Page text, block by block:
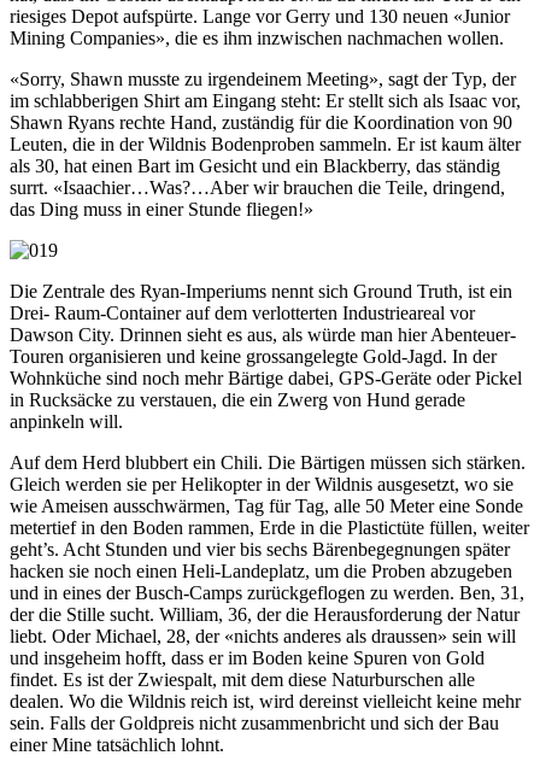
riesiges Depot aufspürte. Lange vor Gerry und 130 neuen «Junior
Mining Companies», die es ihm inzwischen nachmachen wollen.
«Sorry, Shawn musste zu irgendeinem Meeting», sagt der Typ, der
im schlabberigen Shirt am Eingang steht: Er stellt sich als Isaac vor,
Shawn Ryans rechte Hand, zuständig für die Koordination von 90
Leuten, die in der Wildnis Bodenproben sammeln. Er ist kaum älter
als 30, hat einen Bart im Gesicht und ein Blackberry, das ständig
surrt. «Isaachier…Was?…Aber wir brauchen die Teile, dringend,
das Ding muss in einer Stunde fliegen!»
Die Zentrale des Ryan-Imperiums nennt sich Ground Truth, ist ein
Drei- Raum-Container auf dem verlotterten Industrieareal vor
Dawson City. Drinnen sieht es aus, als würde man hier Abenteuer-
Touren organisieren und keine grossangelegte Gold-Jagd. In der
Wohnküche sind noch mehr Bärtige dabei, GPS-Geräte oder Pickel
in Rucksäcke zu verstauen, die ein Zwerg von Hund gerade
anpinkeln will.
Auf dem Herd blubbert ein Chili. Die Bärtigen müssen sich stärken.
Gleich werden sie per Helikopter in der Wildnis ausgesetzt, wo sie
wie Ameisen ausschwärmen, Tag für Tag, alle 50 Meter eine Sonde
metertief in den Boden rammen, Erde in die Plastictüte füllen, weiter
geht’s. Acht Stunden und vier bis sechs Bärenbegegnungen später
hacken sie noch einen Heli-Landeplatz, um die Proben abzugeben
und in eines der Busch-Camps zurückgeflogen zu werden. Ben, 31,
der die Stille sucht. William, 36, der die Herausforderung der Natur
liebt. Oder Michael, 28, der «nichts anderes als draussen» sein will
und insgeheim hofft, dass er im Boden keine Spuren von Gold
findet. Es ist der Zwiespalt, mit dem diese Naturburschen alle
dealen. Wo die Wildnis reich ist, wird dereinst vielleicht keine mehr
sein. Falls der Goldpreis nicht zusammenbricht und sich der Bau
einer Mine tatsächlich lohnt.